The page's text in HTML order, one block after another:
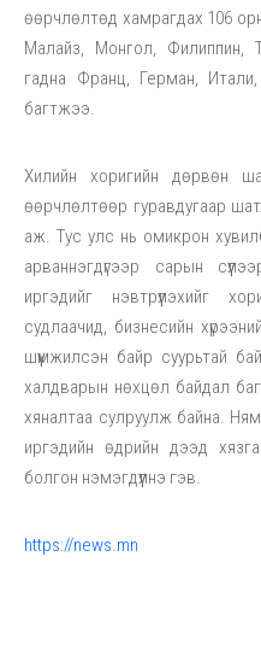
өөрчлөлтөд хамрагдах 106
Малайз, Монгол, Филиппин,
гадна Франц, Герман,
багтжээ.
Хилийн хоригийн дөрвөн
өөрчлөлтөөр гуравдугаар
аж. Тус улс нь омикрон
арваннэгдүгээр сарын
иргэдийг нэвтрүүлэхийг
судлаачид, бизнесийн
шүүмжилсэн байр суурьтай
халдварын нөхцөл байдал
хяналтаа сулруулж байна.
иргэдийн өдрийн дээд
болгон нэмэгдүүлнэ гэв.
https://news.mn